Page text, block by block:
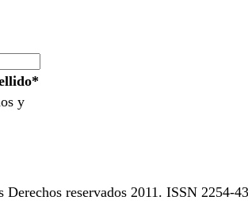
y
reservados 2011. ISSN 2254-